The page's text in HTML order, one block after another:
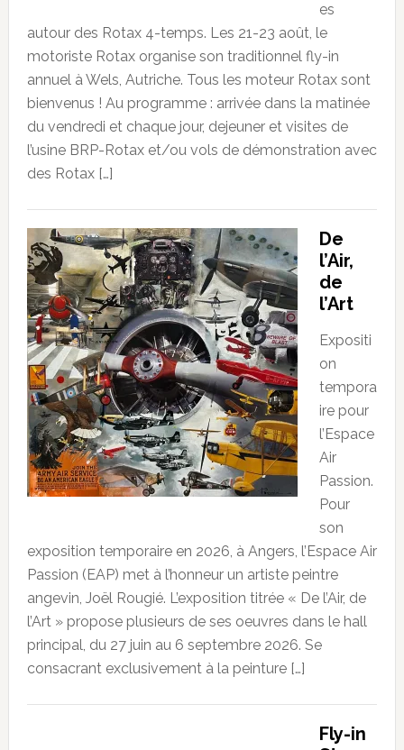
es
autour des Rotax 4-temps. Les 21-23 août, le
motoriste Rotax organise son traditionnel fly-in
annuel à Wels, Autriche. Tous les moteur Rotax sont
bienvenus ! Au programme : arrivée dans la matinée
du vendredi et chaque jour, dejeuner et visites de
l’usine BRP-Rotax et/ou vols de démonstration avec
des Rotax […]
De
l’Air,
de
l’Art
Expositi
on
tempora
ire pour
l’Espace
Air
Passion.
Pour
son
exposition temporaire en 2026, à Angers, l’Espace Air
Passion (EAP) met à l’honneur un artiste peintre
angevin, Joël Rougié. L’exposition titrée « De l’Air, de
l’Art » propose plusieurs de ses oeuvres dans le hall
principal, du 27 juin au 6 septembre 2026. Se
consacrant exclusivement à la peinture […]
Fly-in